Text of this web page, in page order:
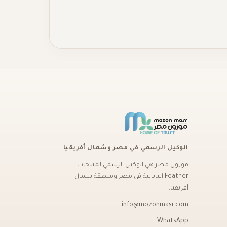
الوكيل الرسمي في مصر وشمال أفريقيا
موزون مصر هي الوكيل الرسمي لمنتجات
Feather اليابانية في مصر ومنطقة شمال
أفريقيا.
info@mozonmasr.com
WhatsApp